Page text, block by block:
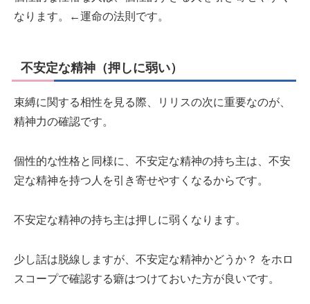
なります。←運命の法則です。
不安定な精神（押しに弱い）
束縛に関する相性を見る際、リリスの次に重要なのが、
精神力の確認です。
個性的な性格と同様に、不安定な精神の持ち主は、不安
定な精神を持つ人を引き寄せやすくなるからです。
不安定な精神の持ち主は押しに弱くなります。
少し話は脱線しますが、不安定な精神かどうか？ をホロ
スコープで確認する癖はつけておいた方が良いです。